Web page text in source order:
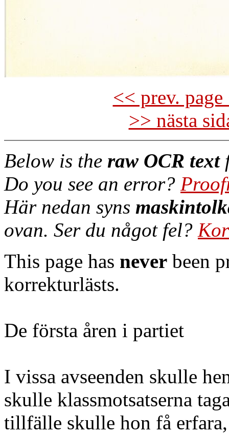
<< prev.
>> nästa
Below is the raw OCR text
Do you see an error?
Här nedan syns
ovan. Ser du något fel?
This page has never been
korrekturlästs.
De första åren i partiet
I vissa avseenden skulle
skulle klassmotsatserna
tillfälle skulle hon få